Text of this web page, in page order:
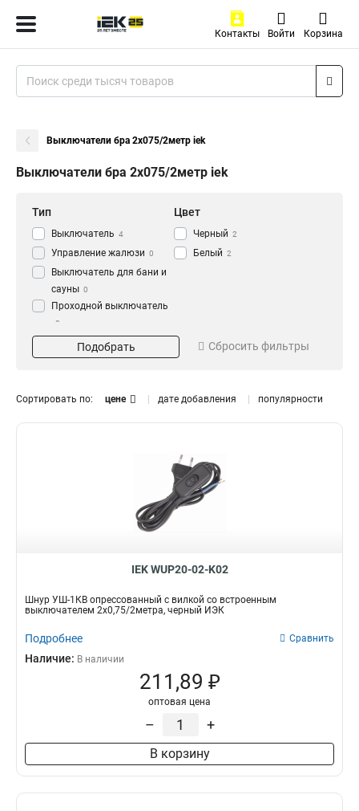
Контакты Войти Корзина
Выключатели бра 2х075/2метр iek
Выключатели бра 2х075/2метр iek
Тип
Выключатель 4
Управление жалюзи 0
Выключатель для бани и
сауны 0
Проходной выключатель
0
Перекрестный
выключатель 0
Цвет
Черный 2
Белый 2
Одноклавишный 2 2х075/2метр
ВБ-01Ч 1
Подобрать Сбросить фильтры
Сортировать по: цене дате добавления популярности
IEK WUP20-02-K02
Шнур УШ-1КВ опрессованный с вилкой со встроенным
выключателем 2х0,75/2метра, черный ИЭК
Подробнее Сравнить
Наличие: В наличии
211,89 ₽
оптовая цена
– +
В корзину